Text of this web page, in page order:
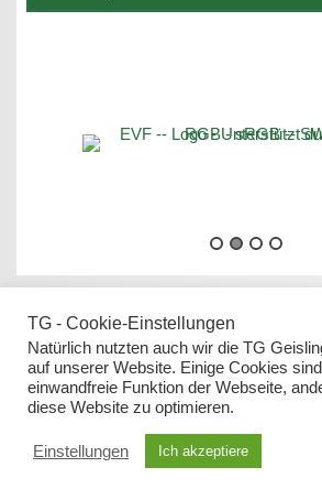
Datenschutz
Impressum
TG - Cookie-Einstellungen
Natürlich nutzten auch wir die TG
auf unserer Website. Einige Cookies
einwandfreie Funktion der Webseite,
diese Website zu optimieren.
Einstellungen Ich akzeptiere